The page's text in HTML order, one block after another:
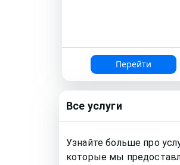
Перейти
Все услуги
Узнайте больше про
которые мы